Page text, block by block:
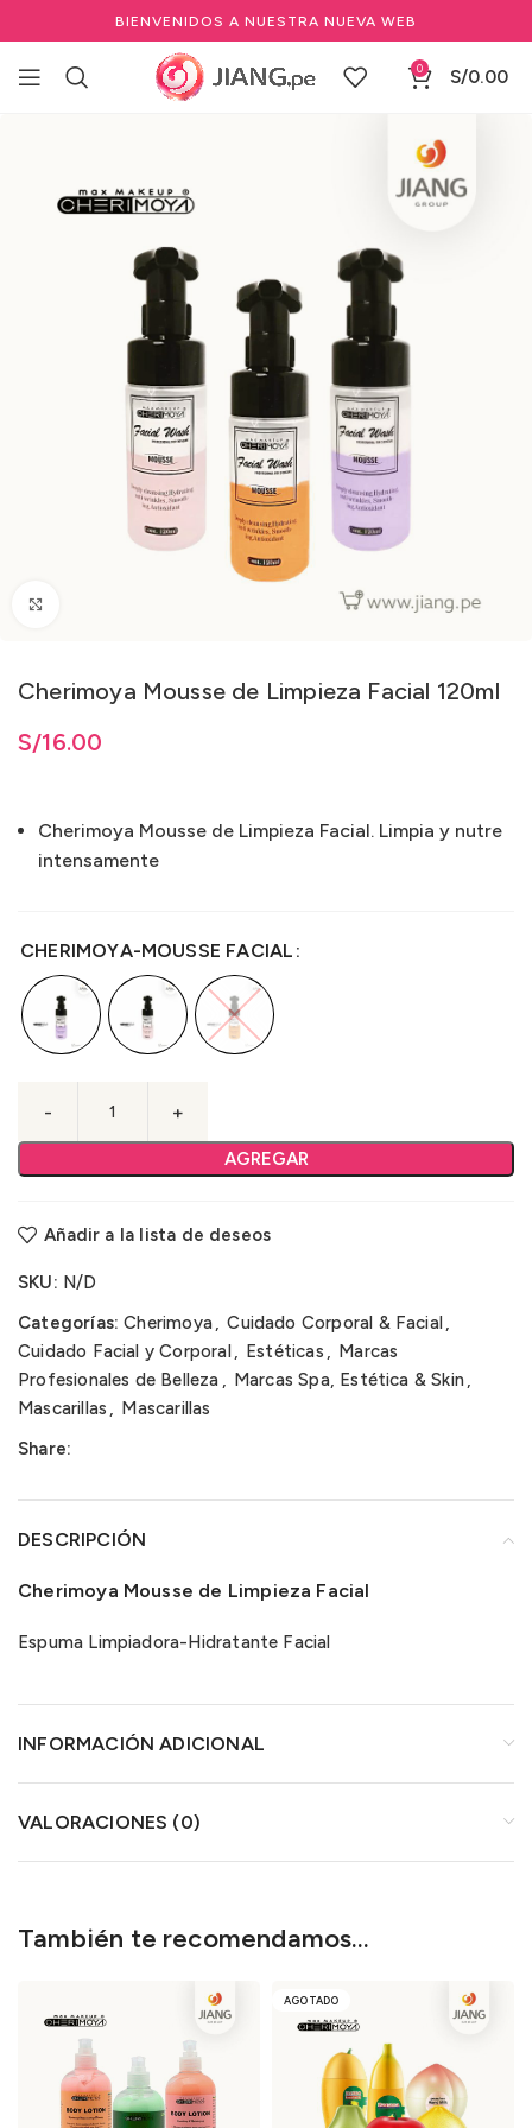
BIENVENIDOS A NUESTRA NUEVA WEB
0 S/0.00
Cherimoya
Cherimoya Mousse de Limpieza Facial 120ml
S/16.00
S/16.00
Cherimoya Mousse de Limpieza Facial. Limpia y nutre
intensamente
CHERIMOYA-MOUSSE FACIAL
AGREGAR
Añadir a la lista de deseos
SKU: N/D
Categorías: Cherimoya, Cuidado Corporal & Facial,
Cuidado Facial y Corporal, Estéticas , Marcas
Profesionales de Belleza , Marcas Spa, Estética & Skin,
Mascarillas , Mascarillas
Share:
DESCRIPCIÓN
Cherimoya Mousse de Limpieza Facial
Espuma Limpiadora-Hidratante Facial
INFORMACIÓN ADICIONAL
VALORACIONES (0)
También te recomendamos…
AGOTADO